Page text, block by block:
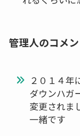
管理人のコメ
２０１４年
ダウンハ
変更されま
一緒です